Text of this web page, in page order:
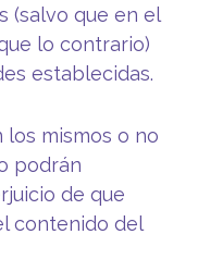
(salvo que en el
lo contrario)
establecidas.
mismos o no
podrán
de que
contenido del